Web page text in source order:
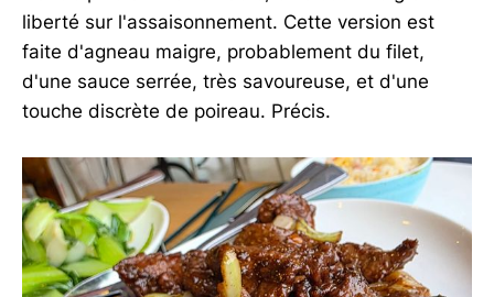
liberté sur l'assaisonnement. Cette version est
faite d'agneau maigre, probablement du filet,
d'une sauce serrée, très savoureuse, et d'une
touche discrète de poireau. Précis.